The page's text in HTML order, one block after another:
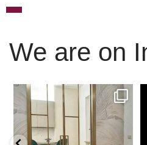
We are on
Scopri l’eleganza senza
tempo delle porte